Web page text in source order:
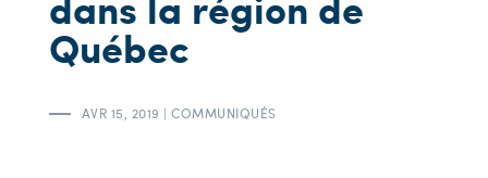
Québec
AVR 15, 2019 |COMMUNIQUÉS